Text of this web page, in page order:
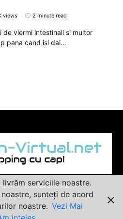
views 2 minute read
viermi intestinali si multor
pana cand isi dai…
by SmartSeoPack.com
serviciile noastre.
sunteți de acord
noastre. Vezi Mai